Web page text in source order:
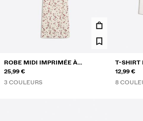
ROBE MIDI IMPRIMÉE À
DENTELLE
25,99 €
3 COULEURS
T-SHIRT
COL
12,99 €
8